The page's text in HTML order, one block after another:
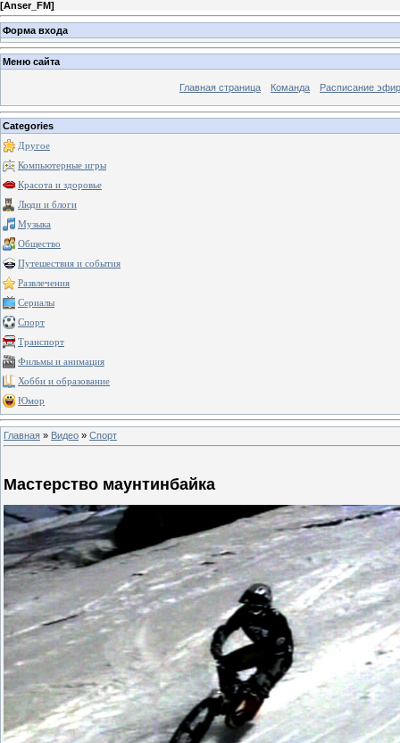
[Anser_FM]
Форма входа
Меню сайта
Главная страница Команда Расписание
Categories
Другое
Компьютерные игры
Красота и здоровье
Люди и блоги
Музыка
Общество
Путешествия и события
Развлечения
Сериалы
Спорт
Транспорт
Фильмы и анимация
Хобби и образование
Юмор
Главная » Видео » Спорт
Мастерство маунтинбайка